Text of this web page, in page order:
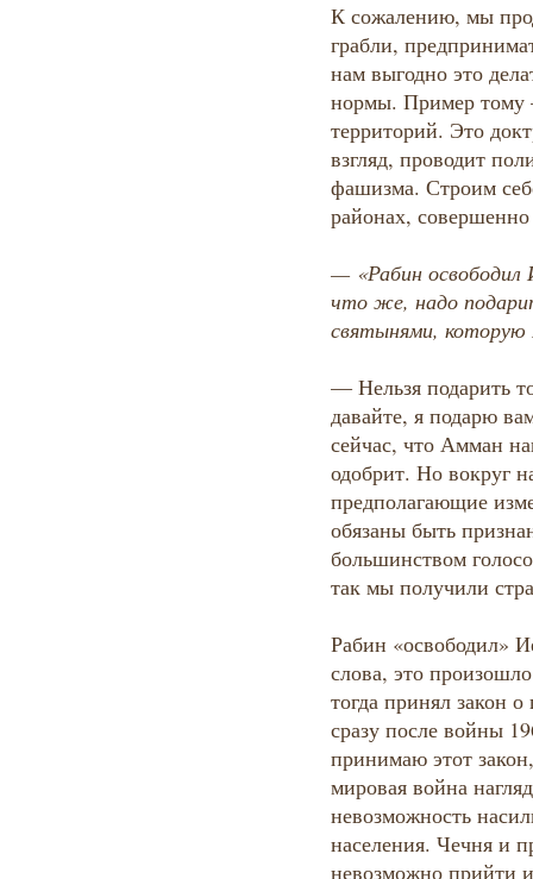
К сожалению, мы
грабли,
нам выгодно это
нормы. Пример тому
территорий. Это
взгляд, проводит
фашизма. Строим
районах,
— «Рабин освободил
что же, надо
святынями, которую
— Нельзя подарить
давайте, я подарю
сейчас, что Амман
одобрит. Но вокруг
предполагающие
обязаны быть
большинством
так мы получили
Рабин «освободил»
слова, это
тогда принял закон
сразу после войны
принимаю этот
мировая война
невозможность
населения. Чечня и
невозможно прийти